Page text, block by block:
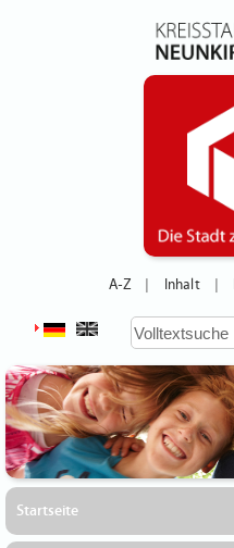
A-Z Inhalt
Startseite